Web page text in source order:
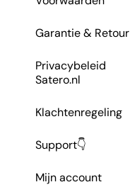
Garantie & Retour
Privacybeleid
Satero.nl
Klachtenregeling
Support👇
Mijn account